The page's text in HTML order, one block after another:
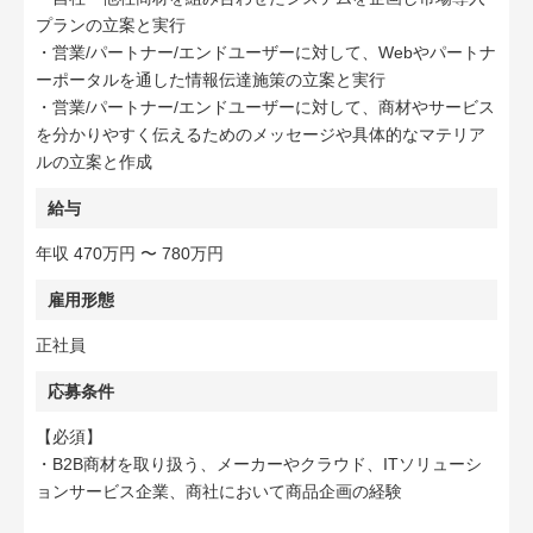
プランの立案と実行
・営業/パートナー/エンドユーザーに対して、Webやパートナ
ーポータルを通した情報伝達施策の立案と実行
・営業/パートナー/エンドユーザーに対して、商材やサービス
を分かりやすく伝えるためのメッセージや具体的なマテリア
ルの立案と作成
給与
年収 470万円 〜 780万円
雇用形態
正社員
応募条件
【必須】
・B2B商材を取り扱う、メーカーやクラウド、ITソリューシ
ョンサービス企業、商社において商品企画の経験